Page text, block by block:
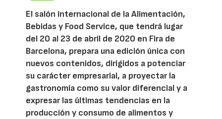
El salón internacional de la Alimentación,
Bebidas y Food Service, que tendrá lugar
del 20 al 23 de abril de 2020 en Fira de
Barcelona, prepara una edición única con
nuevos contenidos, dirigidos a potenciar
su carácter empresarial, a proyectar la
gastronomía como su valor diferencial y a
expresar las últimas tendencias en la
producción y consumo de alimentos y